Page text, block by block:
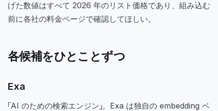
げた数値はすべて 2026 年のリスト価格であり、組み込む
前に各社の料金ページで確認してほしい。
各候補をひとことずつ
Exa
「AI のための検索エンジン」。Exa は独自の embedding ベ